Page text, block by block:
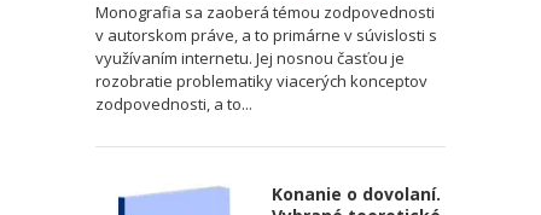
Monografia sa zaoberá témou zodpovednosti
v autorskom práve, a to primárne v súvislosti s
využívaním internetu. Jej nosnou časťou je
rozobratie problematiky viacerých konceptov
zodpovednosti, a to...
Konanie o dovolaní.